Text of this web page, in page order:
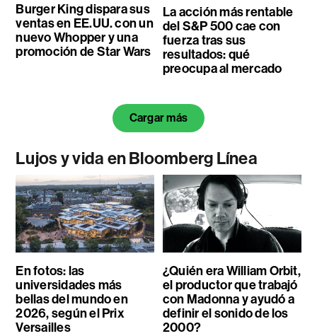
Burger King dispara sus
ventas en EE.UU. con un
nuevo Whopper y una
promoción de Star Wars
La acción más rentable
del S&P 500 cae con
fuerza tras sus
resultados: qué
preocupa al mercado
Cargar más
Lujos y vida en Bloomberg Línea
En fotos: las
universidades más
bellas del mundo en
2026, según el Prix
Versailles
¿Quién era William Orbit,
el productor que trabajó
con Madonna y ayudó a
definir el sonido de los
2000?